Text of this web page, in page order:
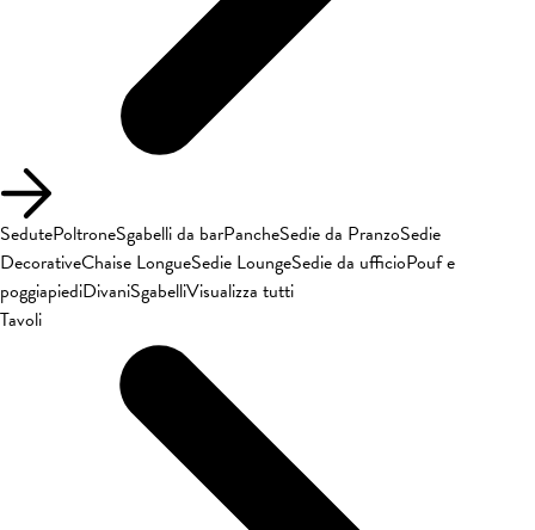
SedutePoltroneSgabelli da barPancheSedie da PranzoSedie
DecorativeChaise LongueSedie LoungeSedie da ufficioPouf e
poggiapiediDivaniSgabelliVisualizza tutti
Tavoli